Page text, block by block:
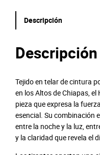
p
L
a
g
o
d
e
Z
i
Descripción
Descripción
Tejido en telar de cintura
en los Altos de Chiapas,
pieza que expresa la
esencial. Su combinación
entre la noche y la luz,
y la claridad que revela el